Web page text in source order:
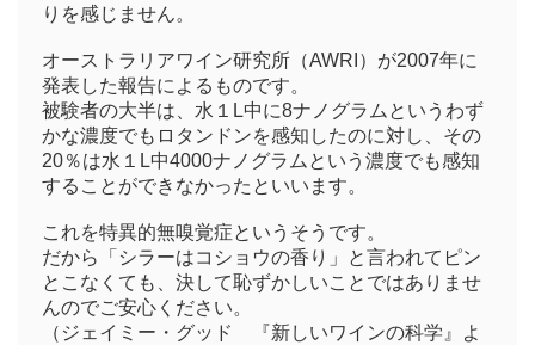
りを感じません。
オーストラリアワイン研究所（AWRI）が2007年に
発表した報告によるものです。
被験者の大半は、水１L中に8ナノグラムというわず
かな濃度でもロタンドンを感知したのに対し、その
20％は水１L中4000ナノグラムという濃度でも感知
することができなかったといいます。
これを特異的無嗅覚症というそうです。
だから「シラーはコショウの香り」と言われてピン
とこなくても、決して恥ずかしいことではありませ
んのでご安心ください。
（ジェイミー・グッド 『新しいワインの科学』よ